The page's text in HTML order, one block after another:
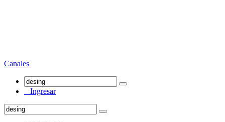
Canales
Ingresar